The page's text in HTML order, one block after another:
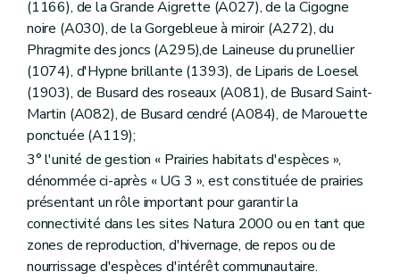
(1166), de la Grande Aigrette (A027), de la Cigogne
noire (A030), de la Gorgebleue à miroir (A272), du
Phragmite des joncs (A295),de Laineuse du prunellier
(1074), d'Hypne brillante (1393), de Liparis de Loesel
(1903), de Busard des roseaux (A081), de Busard Saint-
Martin (A082), de Busard cendré (A084), de Marouette
ponctuée (A119);
3° l'unité de gestion « Prairies habitats d'espèces »,
dénommée ci-après « UG 3 », est constituée de prairies
présentant un rôle important pour garantir la
connectivité dans les sites Natura 2000 ou en tant que
zones de reproduction, d'hivernage, de repos ou de
nourrissage d'espèces d'intérêt communautaire.